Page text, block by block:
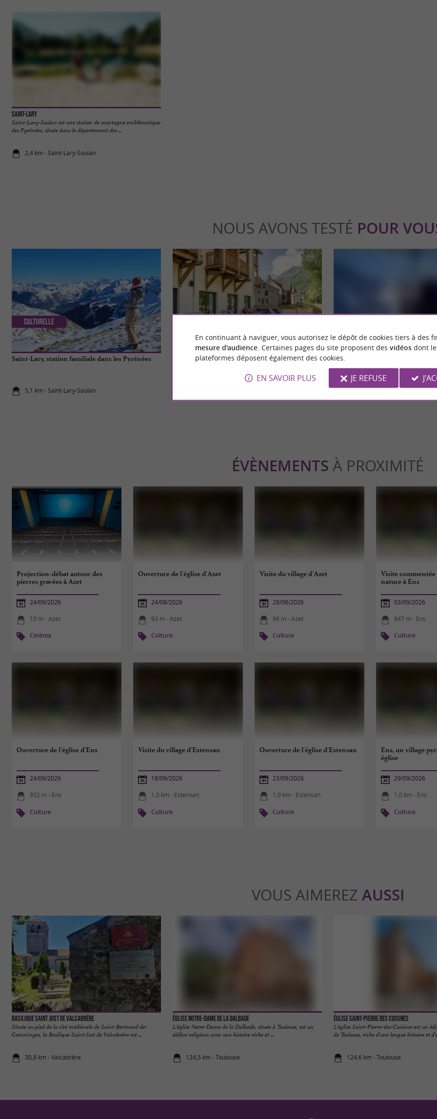
Saint-Lary
Saint-Lary-Soulan est une station de montagne emblématique
des Pyrénées, située dans le département des ...
2,4 km - Saint-Lary-Soulan
NOUS AVONS TESTÉ POUR
Saint-Lary, station familiale dans les Pyrénées
5,1 km - Saint-Lary-Soulan
Culturelle
Mercure, deux hôtels 4* d’exception qui offrent
Peyragudes : Vos vacances au ski,
idyllique adapté à tous !
5,3 km - Loudenvielle
ÉVÈNEMENTS À PROXIMITÉ
Projection-débat autour des
pierres gravées à Azet
24/09/2026
10 m - Azet
Cinéma
Ouverture de l'église d'Azet
24/08/2026
93 m - Azet
Culture
Visite du village d'Azet
28/08/2026
96 m - Azet
Culture
Visite
nature à Ens
03/09/2026
947 m - Ens
Culture
Ouverture de l'église d'Ens
24/09/2026
952 m - Ens
Culture
Visite du village d'Estensan
18/09/2026
1,0 km - Estensan
Culture
Ouverture de l'église d'Estensan
23/09/2026
1,0 km - Estensan
Culture
Ens, un village
église
29/09/2026
1,0 km - Ens
Culture
VOUS AIMEREZ AUSSI
Basilique Saint Just de Valcabrère
Située au pied de la cité médiévale de Saint-Bertrand-de-
Comminges, la Basilique Saint-Just de Valcabrère est ...
30,8 km - Valcabrère
Église Notre-Dame de la Dalbade
L'église Notre-Dame de la Dalbade, située à Toulouse, est un
édifice religieux avec une histoire riche et ...
124,5 km - Toulouse
Église Saint-Pierre des Cuisines
L'église Saint-Pierre-des-Cuisines est un
de Toulouse, riche d'une longue histoire et
124,6 km - Toulouse
En continuant à naviguer, vous autorisez le dépôt de cookies tiers à des
mesure d'audience. Certaines pages du site proposent des vidéosdont
plateformes déposent également des cookies.
EN SAVOIR PLUS JE REFUSE